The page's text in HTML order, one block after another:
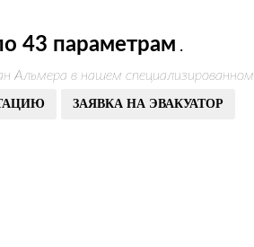
43 параметрам .
Альмера в нашем специализированном
ЗАЯВКА НА ЭВАКУАТОР